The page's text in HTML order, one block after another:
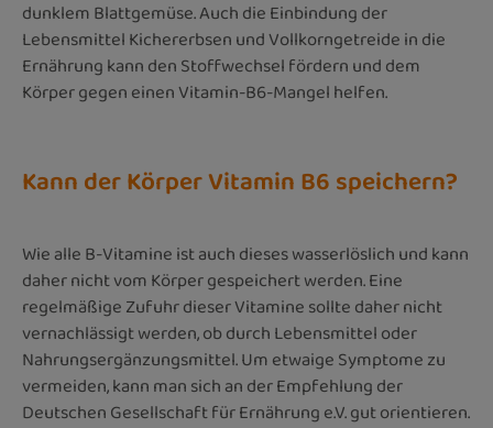
dunklem Blattgemüse. Auch die Einbindung der
Lebensmittel Kichererbsen und Vollkorngetreide in die
Ernährung kann den Stoffwechsel fördern und dem
Körper gegen einen Vitamin-B6-Mangel helfen.
Kann der Körper Vitamin B6 speichern?
Wie alle B-Vitamine ist auch dieses wasserlöslich und kann
daher nicht vom Körper gespeichert werden. Eine
regelmäßige Zufuhr dieser Vitamine sollte daher nicht
vernachlässigt werden, ob durch Lebensmittel oder
Nahrungsergänzungsmittel. Um etwaige Symptome zu
vermeiden, kann man sich an der Empfehlung der
Deutschen Gesellschaft für Ernährung e.V. gut orientieren.